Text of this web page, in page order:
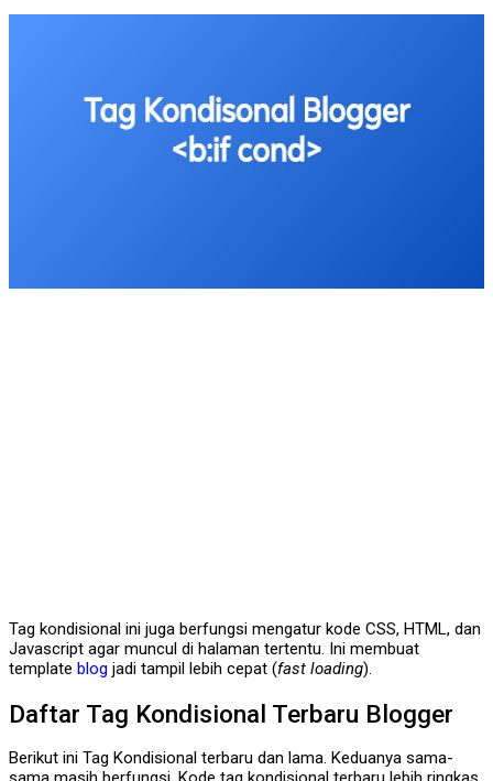
Tag kondisional ini juga berfungsi mengatur kode CSS, HTML, dan
Javascript agar muncul di halaman tertentu. Ini membuat
template blog jadi tampil lebih cepat (fast loading).
Daftar Tag Kondisional Terbaru Blogger
Berikut ini Tag Kondisional terbaru dan lama. Keduanya sama-